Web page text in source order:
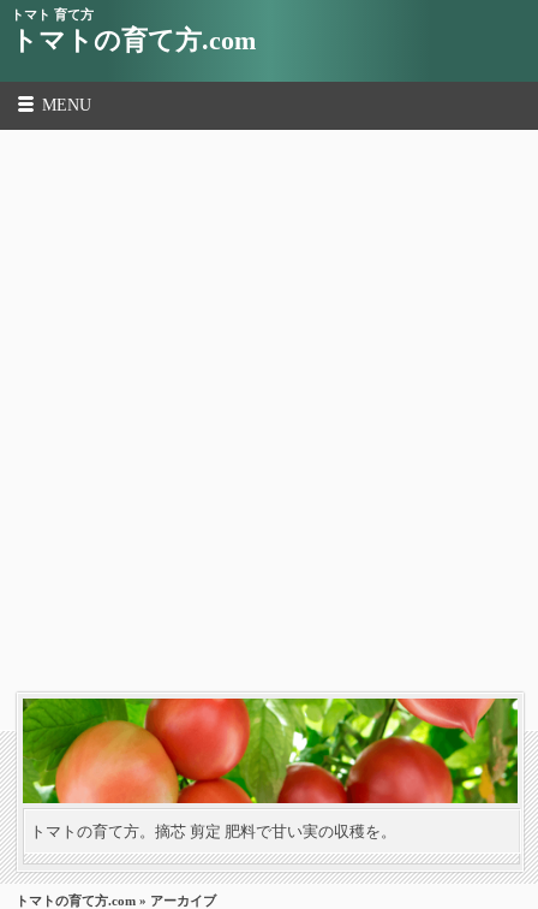
トマト 育て方
トマトの育て方.com
MENU
トマトの育て方。摘芯 剪定 肥料で甘い実の収穫を。
トマトの育て方.com » アーカイブ